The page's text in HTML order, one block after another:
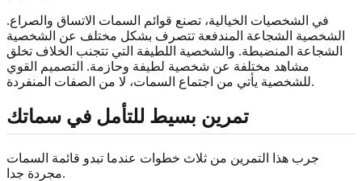
في الشخصيات الخيالية، تصنع قوائم السمات الاتساق والصراع.
الشخصية الشجاعة المندفعة تتصرف بشكل مختلف عن الشخصية
الشجاعة المنضبطة. والشخصية اللطيفة التي تتجنب الخلاف تخلق
مشاهد مختلفة عن شخصية لطيفة وحازمة. التصميم القوي
للشخصية يأتي من اجتماع السمات، لا من الصفات المنفردة.
تمرين بسيط للتأمل في سماتك
جرب هذا التمرين من ثلاث خطوات عندما تبدو قائمة السمات
مجردة جدا.